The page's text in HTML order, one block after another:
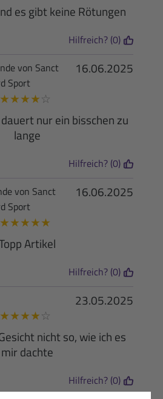
es gibt keine Rötungen
Hilfreich? (0)
16.06.2025
von Sanct
Sport
★★★★ ☆
nur ein bisschen zu
lange
Hilfreich? (0)
16.06.2025
von Sanct
Sport
★★★★★
Artikel
Hilfreich? (0)
23.05.2025
★★★★ ☆
nicht so, wie ich es
mir dachte
Hilfreich? (0)